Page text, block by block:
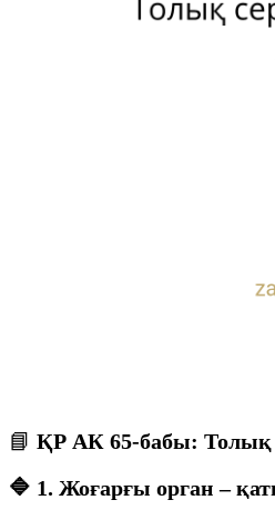
📘 ҚР АК 65-бабы: Толық
🔷 1. Жоғарғы орган –